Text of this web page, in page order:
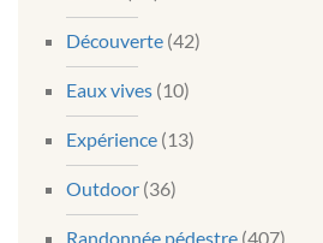
Découverte (42)
Eaux vives (10)
Expérience (13)
Outdoor (36)
Randonnée pédestre (407)